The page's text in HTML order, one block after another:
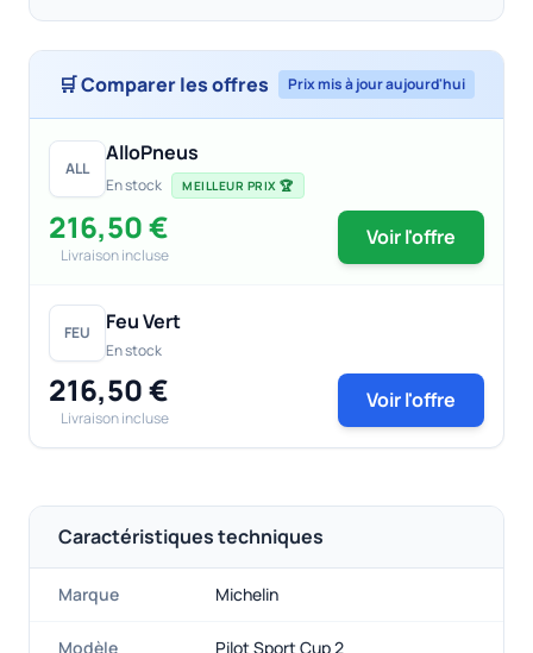
🛒 Comparer les offres Prix mis à jour aujourd'hui
ALL
AlloPneus
En stock MEILLEUR PRIX 🏆
216,50 €
Livraison incluse
Voir l'offre
FEU Feu Vert
En stock
216,50 €
Livraison incluse
Voir l'offre
Caractéristiques techniques
Marque Michelin
Modèle Pilot Sport Cup 2